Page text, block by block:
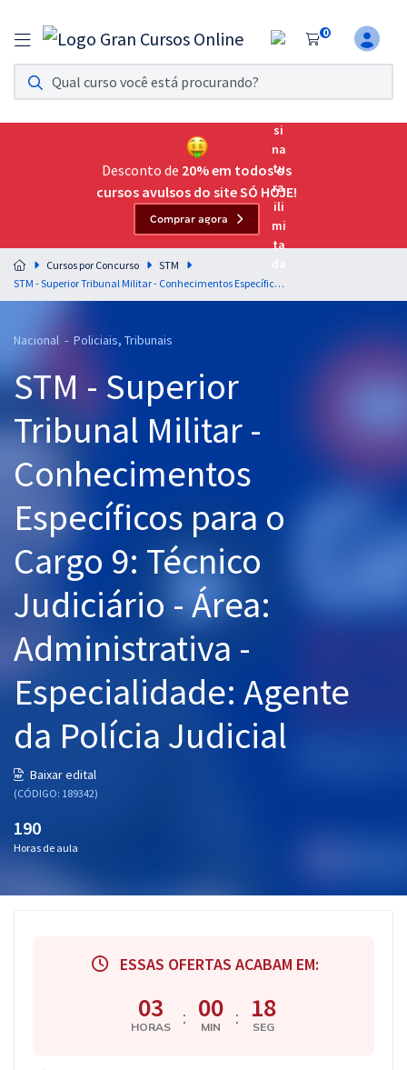
0
Assinatura Ilimitada 11
Acesso a todos os cursos. Teste grátis por 7 dias!
Assinatura OAB Até Passar
Acesso ilimitado a toda preparação para o Exame da
Residências Multiprofissionais
Preparação completa e intensiva para as principais
residências em saúde do Brasil
Cursos 20% OFF
Pós
Graduação
OAB
Questões grátis
Aprovados
Desconto de 20% em todos os
cursos avulsos do site SÓ HOJE!
Comprar agora
Cursos por Concurso
STM
STM - Superior Tribunal Militar - Conhecimentos Específicos para o Cargo 9: Técnico Judiciário - Área: Administrativa - Especialidade: Agente da Polícia Judicial
Nacional - Policiais, Tribunais
STM - Superior
Tribunal Militar -
Conhecimentos
Específicos para o
Cargo 9: Técnico
Judiciário - Área:
Administrativa -
Especialidade: Agente
da Polícia Judicial
Baixar edital
(CÓDIGO: 189342)
190
Horas de aula
ESSAS OFERTAS ACABAM EM:
03
HORAS : 00
MIN : 17
SEG